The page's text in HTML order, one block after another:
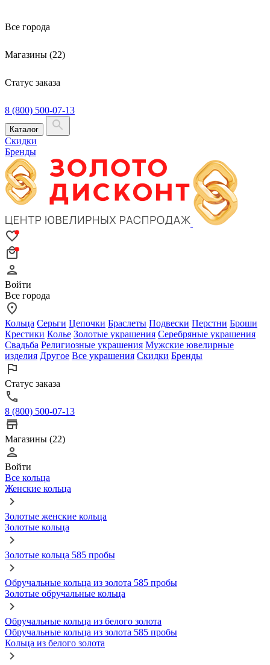
Все города
Магазины (22)
Статус заказа
8 (800) 500-07-13
Каталог
Скидки
Бренды
Войти
Все города
Кольца Серьги Цепочки Браслеты Подвески Перстни Броши
Крестики Колье Золотые украшения Серебряные украшения
Свадьба Религиозные украшения Мужские ювелирные
изделия Другое Все украшения Скидки Бренды
Статус заказа
8 (800) 500-07-13
Магазины (22)
Войти
Все кольца
Женские кольца
Золотые женские кольца
Золотые кольца
Золотые кольца 585 пробы
Обручальные кольца из золота 585 пробы
Золотые обручальные кольца
Обручальные кольца из белого золота
Обручальные кольца из золота 585 пробы
Кольца из белого золота